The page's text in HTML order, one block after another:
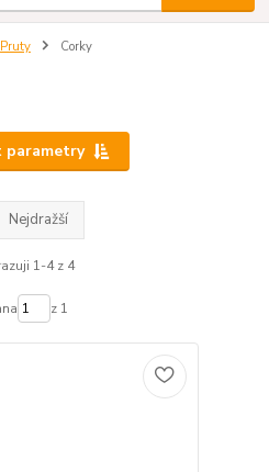
Pruty Corky
parametry
Nejdražší
1-4 z 4
z 1